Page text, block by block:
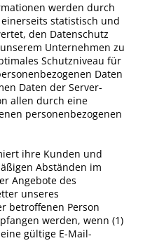
werden durch
statistisch und
den Datenschutz
Unternehmen zu
Schutzniveau für
Daten
Daten der Server-
allen durch eine
personenbezogenen
ihre Kunden und
Abständen im
Angebote des
unseres
betroffenen Person
werden, wenn (1)
gültige E-Mail-